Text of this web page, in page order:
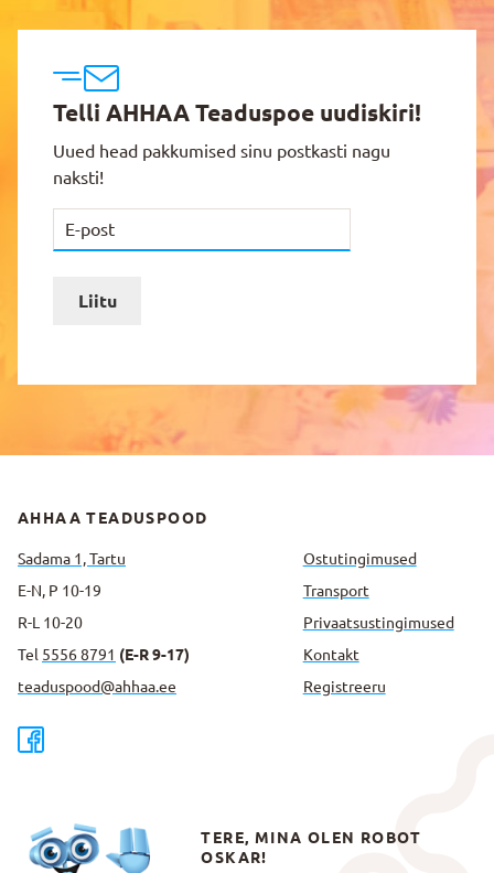
Telli AHHAA Teaduspoe uudiskiri!
Uued head pakkumised sinu postkasti nagu
naksti!
Liitu
AHHAA TEADUSPOOD
Sadama 1, Tartu
E-N, P 10-19
R-L 10-20
Tel 5556 8791 (E-R 9-17)
teaduspood@ahhaa.ee
Ostutingimused
Transport
Privaatsus­tingimused
Kontakt
Registreeru
TERE, MINA OLEN ROBOT
OSKAR!